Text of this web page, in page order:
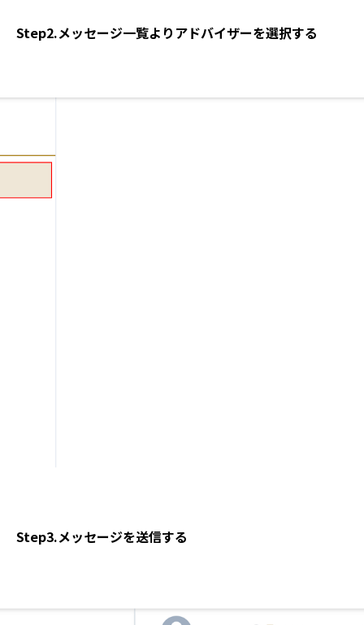
Step2.メッセージ一覧よりアドバイザーを選択する
Step3.メッセージを送信する